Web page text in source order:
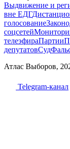
Выдвижение и
вне ЕДГ
голосование
соцсетей
телеэфираПартии
депутатовСуд
Атлас Выборов,
Telegram-канал